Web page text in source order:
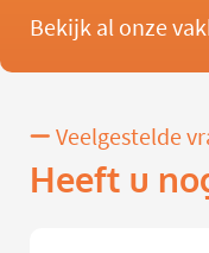
Bekijk al onze
Veelgestelde
Heeft u